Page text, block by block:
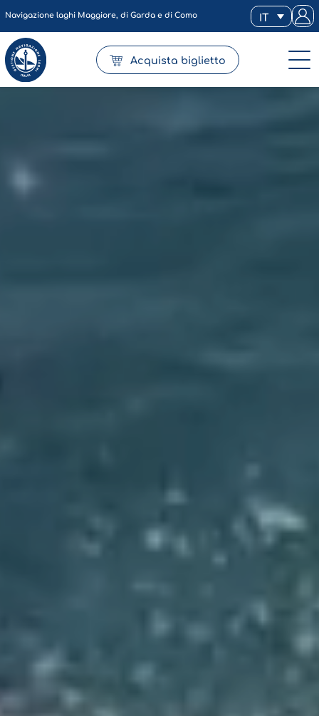
Navigazione laghi Maggiore, di Garda e di Como IT
Acquista biglietto